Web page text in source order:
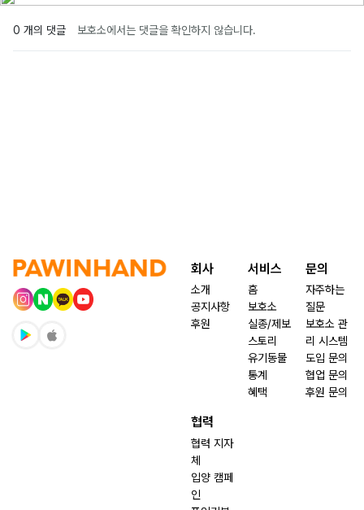
0 개의 댓글 보호소에서는 댓글을 확인하지 않습니다.
회사
소개
공지사항
후원
서비스
홈
보호소
실종/제보
스토리
유기동물
통계
혜택
문의
자주하는
질문
보호소 관
리 시스템
도입 문의
협업 문의
후원 문의
협력
협력 지자
체
입양 캠페
인